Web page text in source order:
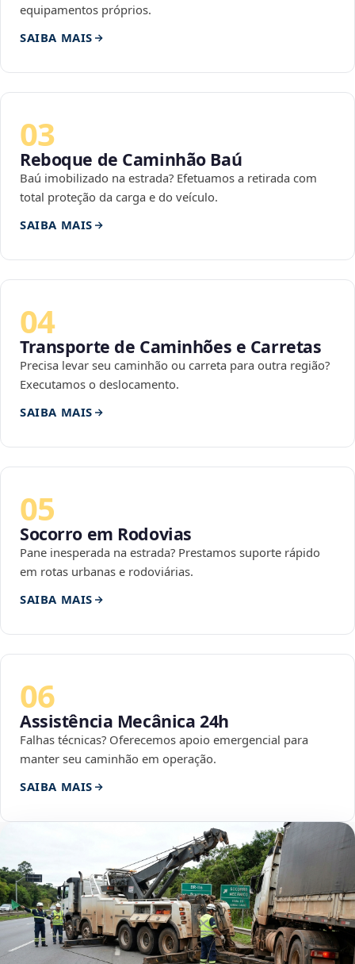
equipamentos próprios.
SAIBA MAIS
03
Reboque de Caminhão Baú
Baú imobilizado na estrada? Efetuamos a retirada com
total proteção da carga e do veículo.
SAIBA MAIS
04
Transporte de Caminhões e Carretas
Precisa levar seu caminhão ou carreta para outra região?
Executamos o deslocamento.
SAIBA MAIS
05
Socorro em Rodovias
Pane inesperada na estrada? Prestamos suporte rápido
em rotas urbanas e rodoviárias.
SAIBA MAIS
06
Assistência Mecânica 24h
Falhas técnicas? Oferecemos apoio emergencial para
manter seu caminhão em operação.
SAIBA MAIS